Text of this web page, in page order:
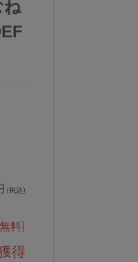
ね
(税込)
料)
得